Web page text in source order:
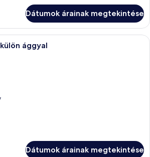
Dátumok árainak megtekintése
Standard szoba két külön ággyal |
ággyal
Dátumok árainak megtekintése